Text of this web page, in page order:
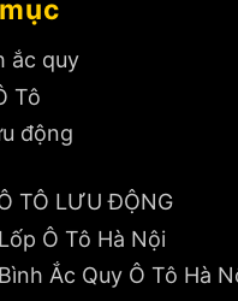
ắc quy
Tô
động
TÔ LƯU ĐỘNG
Ô Tô Hà Nội
Ắc Quy Ô Tô Hà